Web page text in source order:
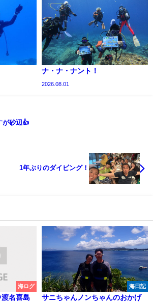
ナ・ナ・ナント！
2026.08.01
が砂辺👍
1年ぶりのダイビング！
海ログ
名喜島
海日記
サニちゃんノンちゃんのおかげ